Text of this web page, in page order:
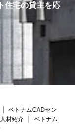
住宅の貸主を応
ベトナムCADセン
材紹介
ベトナム